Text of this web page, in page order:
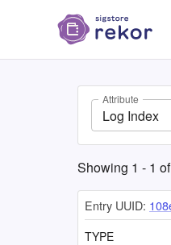
Attribute
Log Index
Showing 1 - 1 of
Entry UUID:
TYPE